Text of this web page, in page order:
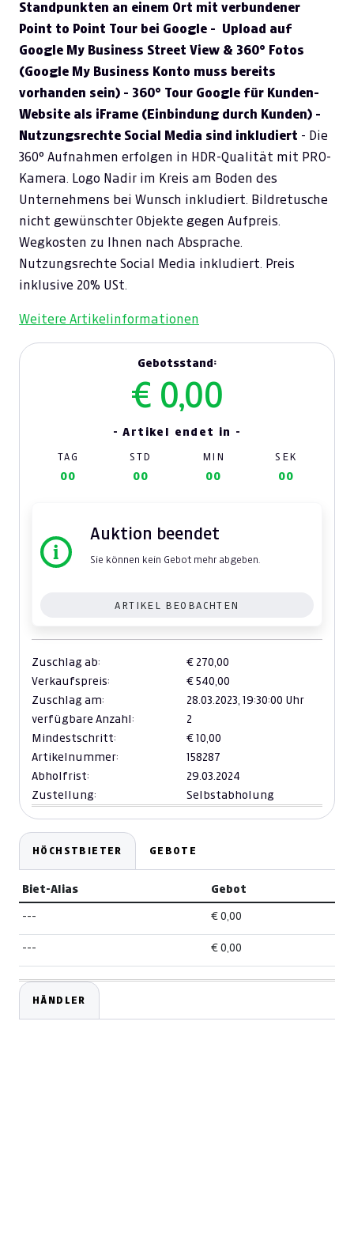
Standpunkten an einem Ort mit verbundener
Point to Point Tour bei Google - Upload auf
Google My Business Street View & 360° Fotos
(Google My Business Konto muss bereits
vorhanden sein) - 360° Tour Google für Kunden-
Website als iFrame (Einbindung durch Kunden) -
Nutzungsrechte Social Media sind inkludiert - Die
360° Aufnahmen erfolgen in HDR-Qualität mit PRO-
Kamera. Logo Nadir im Kreis am Boden des
Unternehmens bei Wunsch inkludiert. Bildretusche
nicht gewünschter Objekte gegen Aufpreis.
Wegkosten zu Ihnen nach Absprache.
Nutzungsrechte Social Media inkludiert. Preis
inklusive 20% USt.
Weitere Artikelinformationen
Gebotsstand:
€ 0,00
- Artikel endet in -
TAG STD MIN SEK
00 00 00 00
Auktion beendet
Sie können kein Gebot mehr abgeben.
ARTIKEL BEOBACHTEN
Zuschlag ab:
€ 270,00
Verkaufspreis:
€ 540,00
Zuschlag am:
28.03.2023, 19:30:00 Uhr
verfügbare Anzahl:
2
Mindestschritt:
€ 10,00
Artikelnummer:
158287
Abholfrist:
29.03.2024
Zustellung:
Selbstabholung
HÖCHSTBIETER GEBOTE
Biet-Alias Gebot
--- € 0,00
--- € 0,00
HÄNDLER